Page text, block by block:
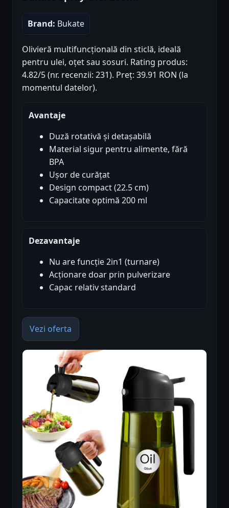
Brand: Bukate
Olivieră multifuncțională din sticlă, ideală
pentru ulei, oțet sau sosuri. Rating produs:
4.82/5 (nr. recenzii: 231). Preț: 39.91 RON (la
momentul datelor).
Avantaje
Duză rotativă și detașabilă
Material sigur pentru alimente, fără
BPA
Ușor de curățat
Design compact (22.5 cm)
Capacitate optimă 200 ml
Dezavantaje
Nu are funcție 2in1 (turnare)
Acționare doar prin pulverizare
Capac relativ standard
Vezi oferta